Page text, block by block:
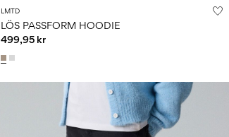
LMTD
LÖS PASSFORM HOODIE
499,95 kr